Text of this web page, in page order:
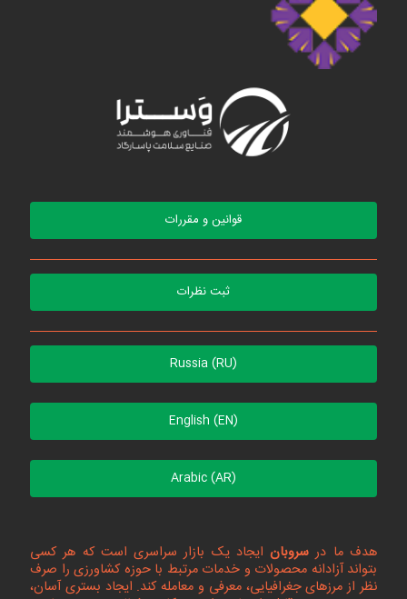
قوانین و مقررات
ثبت نظرات
Russia (RU)
English (EN)
Arabic (AR)
هدف ما در سروبانایجاد یک بازار سراسری است که هر کسی
بتواند آزادانه محصولات و خدمات مرتبط با حوزه کشاورزی را صرف
نظر از مرزهای جغرافیایی، معرفی و معامله کند. ایجاد بستری آسان،